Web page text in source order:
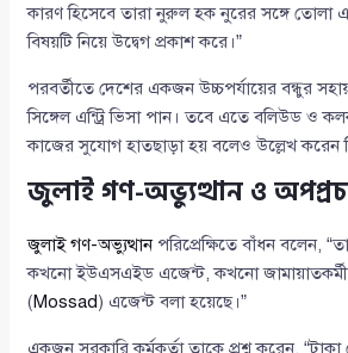
কারণ হিসেবে তারা নুরুল হক নুরের সঙ্গে তোলা
বিষয়টি নিয়ে উদ্বেগ প্রকাশ করে।”
পরবর্তীতে দেশের একজন উচ্চপর্যায়ের বন্ধুর
সিঙ্গেল এন্ট্রি ভিসা পান। তবে এতে বলিউড ও
কাজের সুযোগ হাতছাড়া হয় বলেও উল্লেখ করেন
জুলাই গণ-অভ্যুত্থান ও
জুলাই গণ-অভ্যুত্থানপরিপ্রেক্ষিতে বাঁধন বলেন,
কখনো ইউএসএইড এজেন্ট, কখনো
(Mossad) এজেন্ট বলা হয়েছে।”
একজন সরকারি কর্মকর্তা তাকে প্রশ্ন করেন,